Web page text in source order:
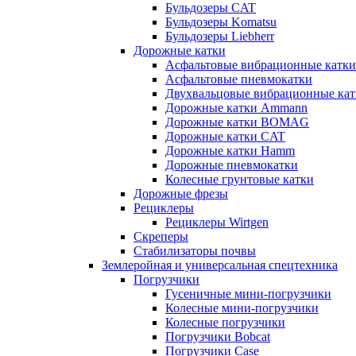
Бульдозеры CAT
Бульдозеры Komatsu
Бульдозеры Liebherr
Дорожные катки
Асфальтовые вибрационные катки
Асфальтовые пневмокатки
Двухвальцовые вибрационные
Дорожные катки Ammann
Дорожные катки BOMAG
Дорожные катки CAT
Дорожные катки Hamm
Дорожные пневмокатки
Колесные грунтовые катки
Дорожные фрезы
Рециклеры
Рециклеры Wirtgen
Скреперы
Стабилизаторы почвы
Землеройная и универсальная спецтехника
Погрузчики
Гусеничные мини-погрузчики
Колесные мини-погрузчики
Колесные погрузчики
Погрузчики Bobcat
Погрузчики Case